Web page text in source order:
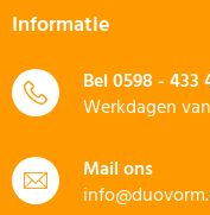
Informatie
Bel0598 - 433
Werkdagen
Mail ons